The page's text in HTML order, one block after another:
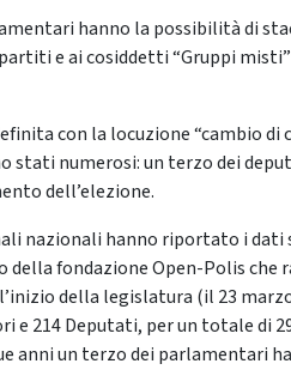
hanno la possibilità di
e ai cosiddetti “Gruppi
con la locuzione “cambio di
stati numerosi: un terzo dei
dell’elezione.
nazionali hanno riportato i dati
fondazione Open-Polis che
della legislatura (il 23
e 214 Deputati, per un totale di
anni un terzo dei parlamentari